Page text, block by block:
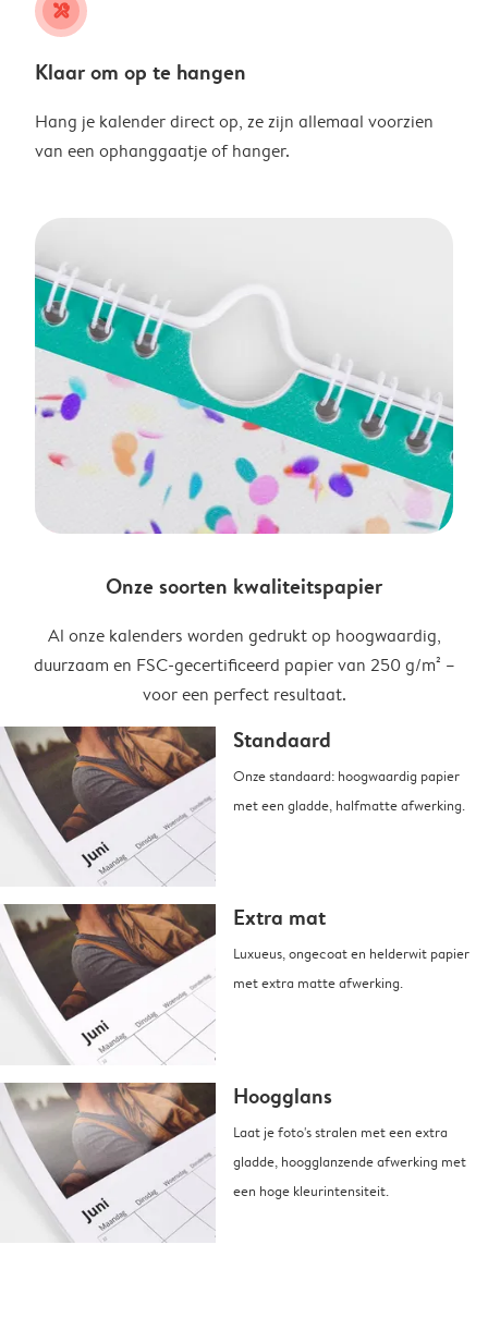
tools
Klaar om op te hangen
Hang je kalender direct op, ze zijn allemaal voorzien
van een ophanggaatje of hanger.
Onze soorten kwaliteitspapier
Al onze kalenders worden gedrukt op hoogwaardig,
duurzaam en FSC-gecertificeerd papier van 250 g/m² –
voor een perfect resultaat.
Standaard
Onze standaard: hoogwaardig papier
met een gladde, halfmatte afwerking.
Extra mat
Luxueus, ongecoat en helderwit papier
met extra matte afwerking.
Hoogglans
Laat je foto's stralen met een extra
gladde, hoogglanzende afwerking met
een hoge kleurintensiteit.